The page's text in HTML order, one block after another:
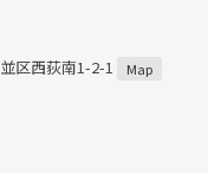
区西荻南1-2-1 Map